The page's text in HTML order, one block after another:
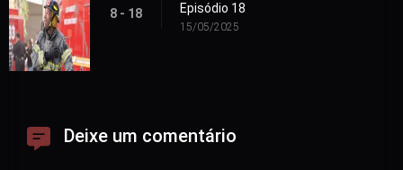
8 - 18 Episódio 18
15/05/2025
Deixe um comentário